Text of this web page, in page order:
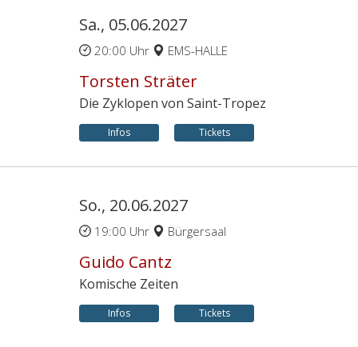
Sa., 05.06.2027
20:00 Uhr EMS-HALLE
Torsten Sträter
Die Zyklopen von Saint-Tropez
Infos Tickets
So., 20.06.2027
19:00 Uhr Bürgersaal
Guido Cantz
Komische Zeiten
Infos Tickets